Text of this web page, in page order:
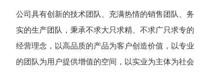
公司具有创新的技术团队、充满热情的销售团队、务
实的生产团队，秉承不求大只求精、不求广只求专的
经营理念，以高品质的产品为客户创造价值，以专业
的团队为用户提供增值的空间，以实业为主体为社会